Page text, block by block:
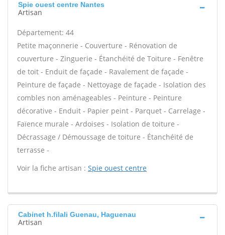
Spie ouest centre Nantes
Artisan
Département: 44
Petite maçonnerie - Couverture - Rénovation de
couverture - Zinguerie - Étanchéité de Toiture - Fenêtre
de toit - Enduit de façade - Ravalement de façade -
Peinture de façade - Nettoyage de façade - Isolation des
combles non aménageables - Peinture - Peinture
décorative - Enduit - Papier peint - Parquet - Carrelage -
Faïence murale - Ardoises - Isolation de toiture -
Décrassage / Démoussage de toiture - Étanchéité de
terrasse -
Voir la fiche artisan : Spie ouest centre
Cabinet h.filali Guenau, Haguenau
Artisan